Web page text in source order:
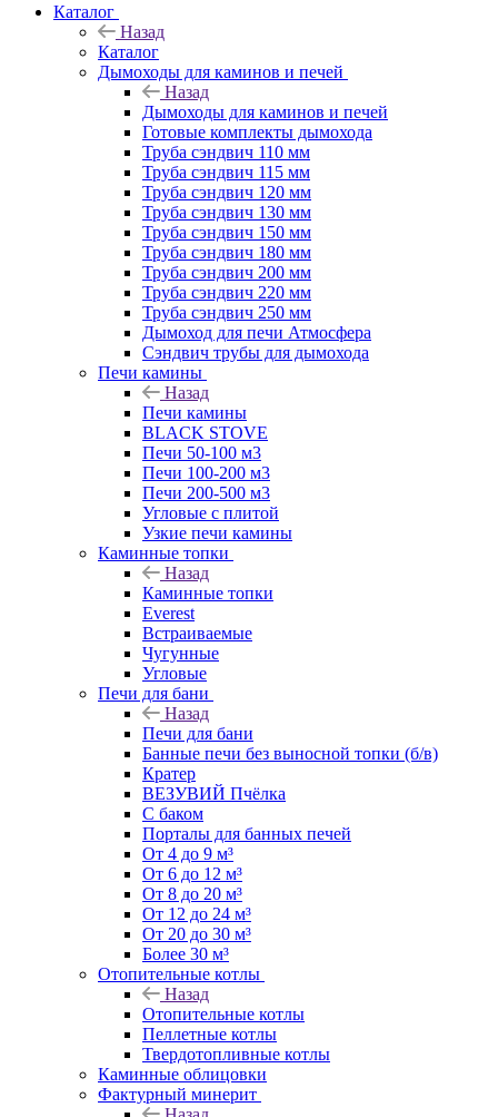
Каталог
Назад
Каталог
Дымоходы для каминов и печей
Назад
Дымоходы для каминов и печей
Готовые комплекты дымохода
Труба сэндвич 110 мм
Труба сэндвич 115 мм
Труба сэндвич 120 мм
Труба сэндвич 130 мм
Труба сэндвич 150 мм
Труба сэндвич 180 мм
Труба сэндвич 200 мм
Труба сэндвич 220 мм
Труба сэндвич 250 мм
Дымоход для печи Атмосфера
Сэндвич трубы для дымохода
Печи камины
Назад
Печи камины
BLACK STOVE
Печи 50-100 м3
Печи 100-200 м3
Печи 200-500 м3
Угловые с плитой
Узкие печи камины
Каминные топки
Назад
Каминные топки
Everest
Встраиваемые
Чугунные
Угловые
Печи для бани
Назад
Печи для бани
Банные печи без выносной топки (б/в)
Кратер
ВЕЗУВИЙ Пчёлка
С баком
Порталы для банных печей
От 4 до 9 м³
От 6 до 12 м³
От 8 до 20 м³
От 12 до 24 м³
От 20 до 30 м³
Более 30 м³
Отопительные котлы
Назад
Отопительные котлы
Пеллетные котлы
Твердотопливные котлы
Каминные облицовки
Фактурный минерит